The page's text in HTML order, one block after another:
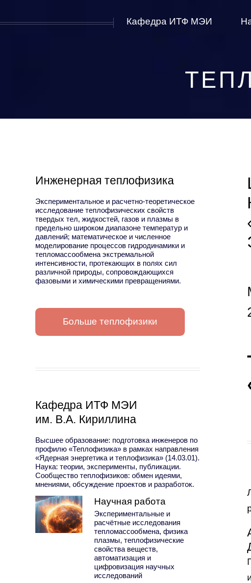
Кафедра ИТФ МЭИ
Инженерная теплофизика
Экспериментальное и расчетно-теоретическое
исследование теплофизических свойств
твердых тел, жидкостей, газов и плазмы в
предельно широком диапазоне температур и
давлений; математическое и численное
моделирование процессов гидродинамики и
тепломассообмена экстремальной
интенсивности, протекающих в полях сил
различной природы, сопровождающихся
фазовыми и химическими превращениями.
Больше теплофизики
Кафедра ИТФ МЭИ
им. В.А. Кириллина
Высшее образование: подготовка инженеров по
профилю «Теплофизика» в рамках направления
«Ядерная энергетика и теплофизика» (14.03.01).
Наука: теории, эксперименты, публикации.
Сообщество теплофизиков: обмен идеями,
мнениями, обсуждение проектов и разработок.
Научная работа
Экспериментальные и
расчётные исследования
тепломассообмена, физика
плазмы, теплофизические
свойства веществ,
автоматизация и
цифровизация научных
исследований